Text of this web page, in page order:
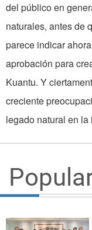
del público en
naturales, antes de
parece indicar
aprobación para
Kuantu. Y
creciente
legado natural en la